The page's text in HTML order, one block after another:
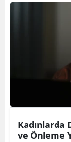
Kadınlarda
ve Önleme